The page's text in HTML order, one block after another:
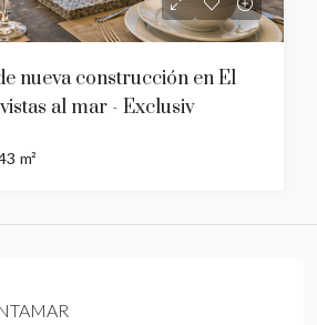
nueva construcción en El
al mar - Exclusiv
m²